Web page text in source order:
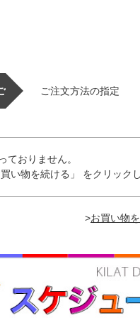
ご注文方法の指定
ておりません。
い物を続ける」 をクリック
>